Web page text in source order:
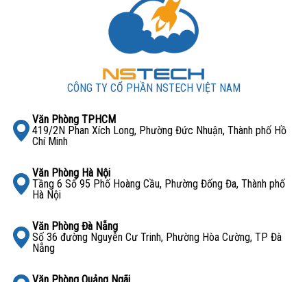
4. Giải Pháp Lý Tưởng Cho Doanh
Nghiệp Hiện Đại
Tương thích hoàn toàn với các giải phápAruba
Thiết bị hoạt động ổn định 24/7, phù hợp cho các hệ
Ứng Dụng Tiêu Biểu
Hệ thống mạng doanh nghiệp, campus, trung tâm dữ
liệu.
CÔNG TY CỔ PHẦN NSTECH VIỆT NAM
Văn Phòng TPHCM
419/2N Phan Xích Long, Phường Đức Nhuận, Thành phố Hồ
Chí Minh
Văn Phòng Hà Nội
Tầng 6 Số 95 Phố Hoàng Cầu, Phường Đống Đa, Thành phố
Hà Nội
Văn Phòng Đà Nẵng
Số 36 đường Nguyễn Cư Trinh, Phường Hòa Cường, TP Đà
Nẵng